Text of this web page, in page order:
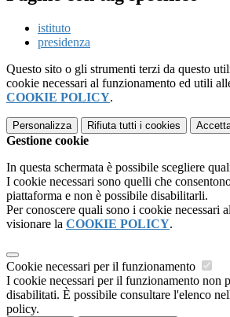
istituto
presidenza
Questo sito o gli strumenti terzi da questo
cookie necessari al funzionamento ed utili
COOKIE POLICY.
Personalizza Rifiuta tutti i cookies
Gestione cookie
In questa schermata è possibile scegliere
I cookie necessari sono quelli che
piattaforma e non è possibile disabilitarli.
Per conoscere quali sono i cookie necessari
visionare la COOKIE POLICY.
Cookie necessari per il funzionamento
I cookie necessari per il funzionamento non
disabilitati. È possibile consultare l'elenco
policy.